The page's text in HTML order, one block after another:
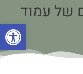
פתח
של עמוד